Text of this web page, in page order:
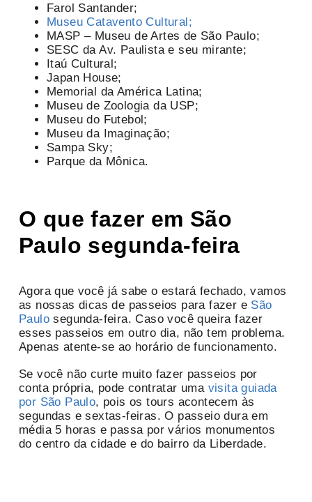
Farol Santander;
Museu Catavento Cultural;
MASP – Museu de Artes de São Paulo;
SESC da Av. Paulista e seu mirante;
Itaú Cultural;
Japan House;
Memorial da América Latina;
Museu de Zoologia da USP;
Museu do Futebol;
Museu da Imaginação;
Sampa Sky;
Parque da Mônica.
O que fazer em São
Paulo segunda-feira
Agora que você já sabe o estará fechado, vamos
as nossas dicas de passeios para fazer e São
Paulo segunda-feira. Caso você queira fazer
esses passeios em outro dia, não tem problema.
Apenas atente-se ao horário de funcionamento.
Se você não curte muito fazer passeios por
conta própria, pode contratar uma visita guiada
por São Paulo, pois os tours acontecem às
segundas e sextas-feiras. O passeio dura em
média 5 horas e passa por vários monumentos
do centro da cidade e do bairro da Liberdade.